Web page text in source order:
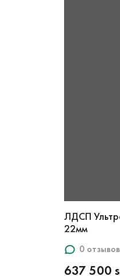
ЛДСП
22мм
0 отзывов
637 500